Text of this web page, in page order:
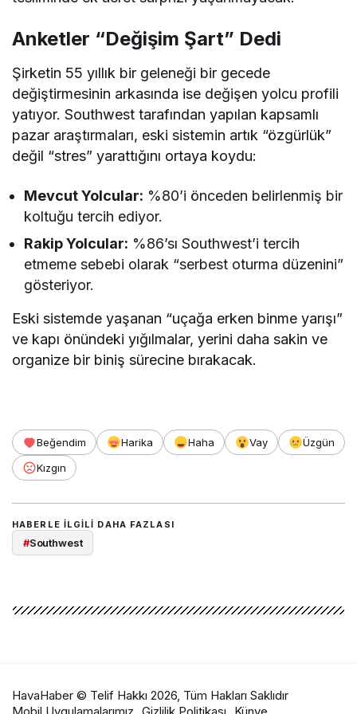
Anketler “Değişim Şart” Dedi
Şirketin 55 yıllık bir geleneği bir gecede
değiştirmesinin arkasında ise değişen yolcu profili
yatıyor. Southwest tarafından yapılan kapsamlı
pazar araştırmaları, eski sistemin artık “özgürlük”
değil “stres” yarattığını ortaya koydu:
Mevcut Yolcular: %80’i önceden belirlenmiş bir
koltuğu tercih ediyor.
Rakip Yolcular: %86’sı Southwest’i tercih
etmeme sebebi olarak “serbest oturma düzenini”
gösteriyor.
Eski sistemde yaşanan “uçağa erken binme yarışı”
ve kapı önündeki yığılmalar, yerini daha sakin ve
organize bir biniş sürecine bırakacak.
Beğendim Harika Haha Vay
Üzgün
Kızgın
HABERLE ILGILI DAHA FAZLASI
#Southwest
HavaHaber © Telif Hakkı 2026, Tüm Hakları Saklıdır